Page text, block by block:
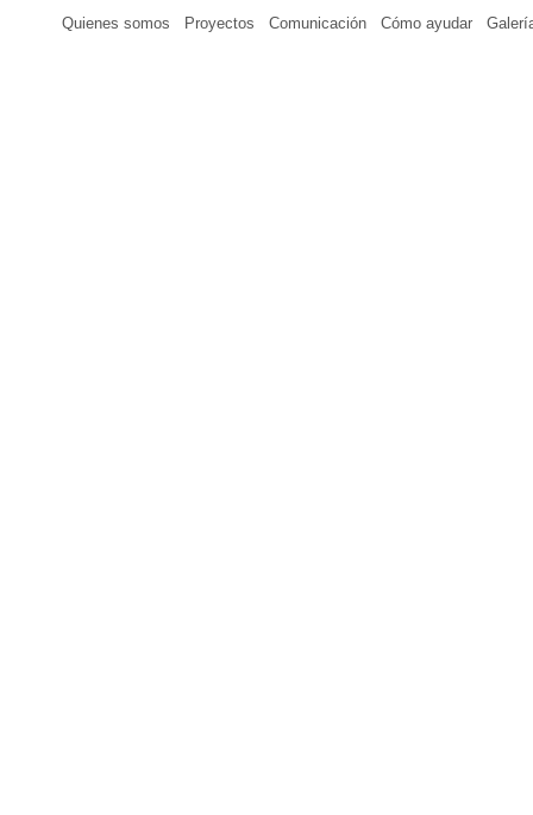
Quienes somos Proyectos Comunicación Cómo ayudar